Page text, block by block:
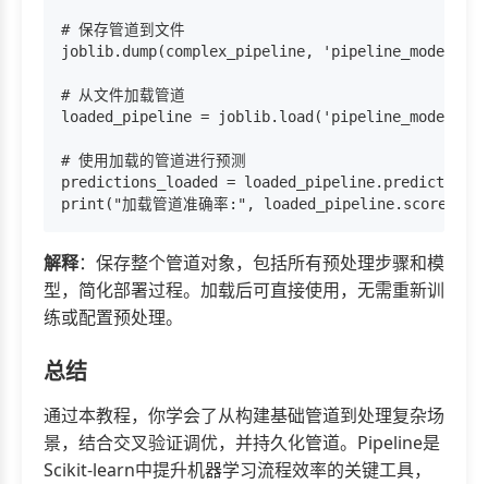
# 保存管道到文件
joblib.dump(complex_pipeline,
# 从文件加载管道
loaded_pipeline =
# 使用加载的管道进行预测
predictions_loaded =
解释：保存整个管道对象，包括所有预处理步骤和模
型，简化部署过程。加载后可直接使用，无需重新训
练或配置预处理。
总结
通过本教程，你学会了从构建基础管道到处理复杂场
景，结合交叉验证调优，并持久化管道。Pipeline是
Scikit-learn中提升机器学习流程效率的关键工具，